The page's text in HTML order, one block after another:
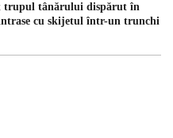
trupul tânărului dispărut în
cu skijetul într-un trunchi